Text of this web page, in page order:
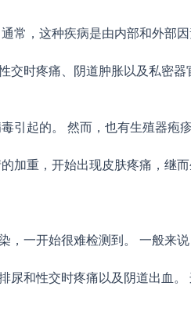
常，这种疾病是由内部和外部
时疼痛、阴道肿胀以及私密器
引起的。 然而，也有生殖器疱
加重，开始出现皮肤疼痛，继
一开始很难检测到。 一般来
尿和性交时疼痛以及阴道出血